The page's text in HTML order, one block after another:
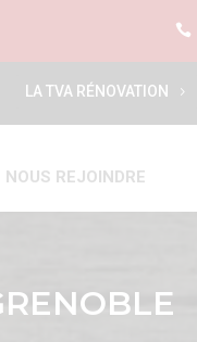
LA TVA RÉNOVATION
NOUS REJOINDRE